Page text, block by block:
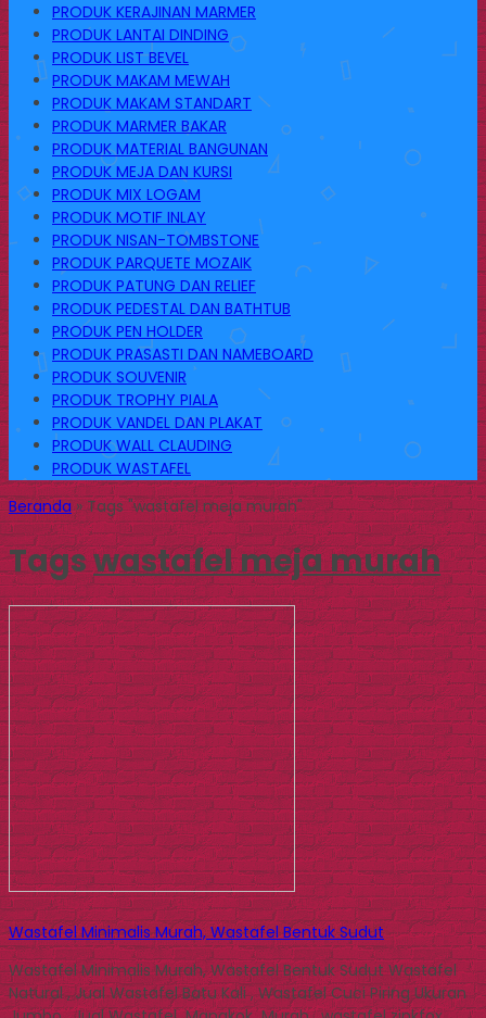
PRODUK KERAJINAN MARMER
PRODUK LANTAI DINDING
PRODUK LIST BEVEL
PRODUK MAKAM MEWAH
PRODUK MAKAM STANDART
PRODUK MARMER BAKAR
PRODUK MATERIAL BANGUNAN
PRODUK MEJA DAN KURSI
PRODUK MIX LOGAM
PRODUK MOTIF INLAY
PRODUK NISAN-TOMBSTONE
PRODUK PARQUETE MOZAIK
PRODUK PATUNG DAN RELIEF
PRODUK PEDESTAL DAN BATHTUB
PRODUK PEN HOLDER
PRODUK PRASASTI DAN NAMEBOARD
PRODUK SOUVENIR
PRODUK TROPHY PIALA
PRODUK VANDEL DAN PLAKAT
PRODUK WALL CLAUDING
PRODUK WASTAFEL
Beranda»Tags "wastafel meja murah"
Tagswastafel meja murah
Wastafel Minimalis Murah, Wastafel Bentuk Sudut
Wastafel Minimalis Murah, Wastafel Bentuk Sudut Wastafel
Natural , Jual Wastafel Batu Kali , Wastafel Cuci Piring Ukuran